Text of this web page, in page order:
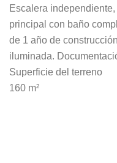
Escalera
principal con baño
de 1 año de
iluminada.
Superficie del terreno
160 m²